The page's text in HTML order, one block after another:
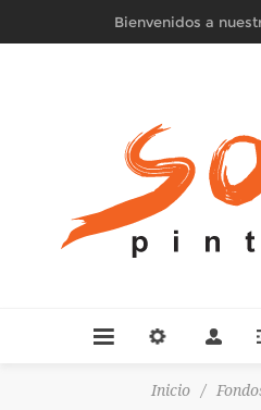
Bienvenidos a
Inicio /